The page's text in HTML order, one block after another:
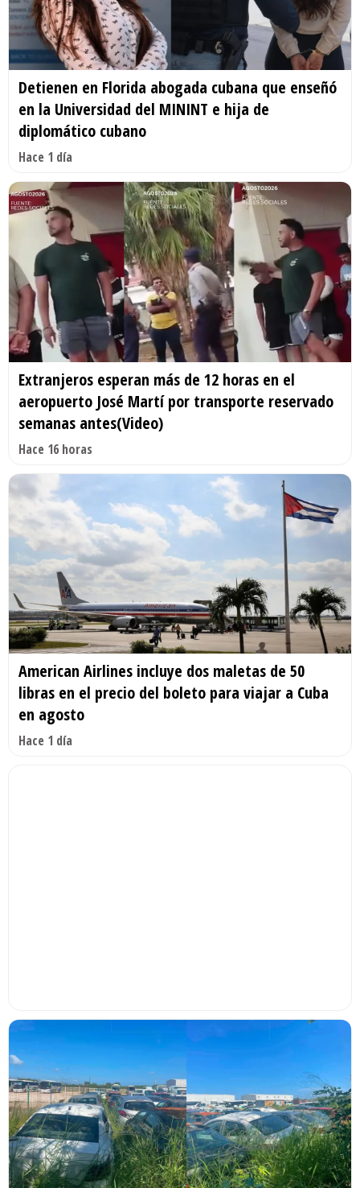
Detienen en Florida abogada cubana que enseñó
en la Universidad del MININT e hija de
diplomático cubano
Hace 1 día
Extranjeros esperan más de 12 horas en el
aeropuerto José Martí por transporte reservado
semanas antes(Video)
Hace 16 horas
American Airlines incluye dos maletas de 50
libras en el precio del boleto para viajar a Cuba
en agosto
Hace 1 día